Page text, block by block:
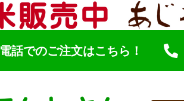
電話でのご注文はこちら！